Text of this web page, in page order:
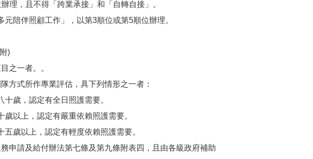
理，且不得「跨業承接」和「自轉自接」。
元陪伴照顧工作」，以第3順位或第5順位辦理。
)
之一者。。
方式所作專業評估，具下列情形之一者：
十歲，認定有全日照護需要。
歲以上，認定有嚴重依賴照護需要。
五歲以上，認定有輕度依賴照護需要。
申請及給付辦法第七條及第九條附表四，且由各級政府補助